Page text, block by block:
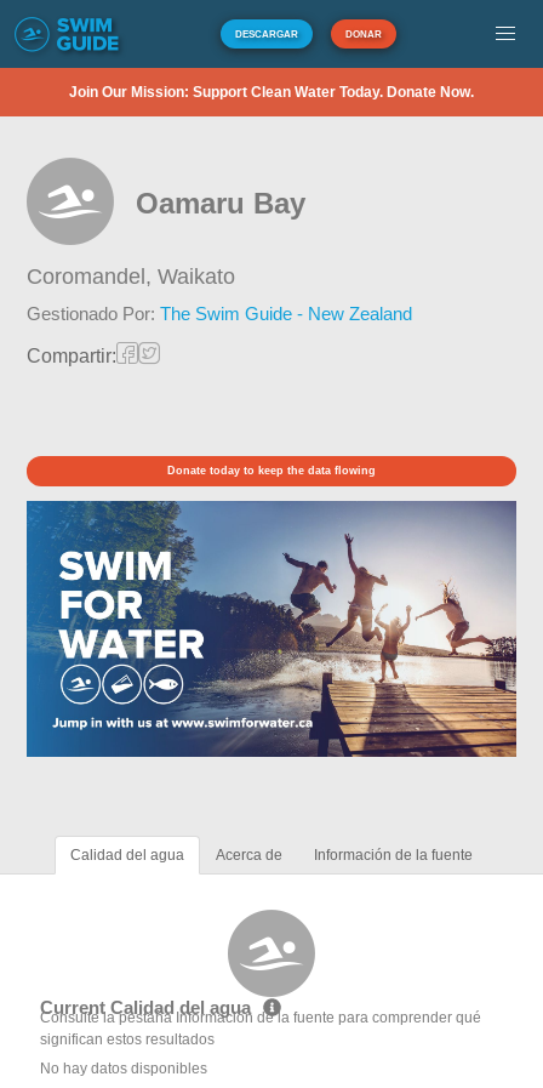
DESCARGAR DONAR
Join Our Mission: Support Clean Water Today. Donate Now.
Oamaru Bay
Coromandel,Waikato
Gestionado Por:The Swim Guide - New Zealand
Compartir:
Donate today to keep the data flowing
Calidad del agua Acerca de Información de la fuente
Current Calidad del agua
Consulte la pestaña Información de la fuente para comprender qué
significan estos resultados
No hay datos disponibles